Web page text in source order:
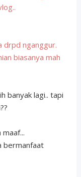
drpd nganggur.
biasanya mah
banyak lagi.. tapi
bermanfaat